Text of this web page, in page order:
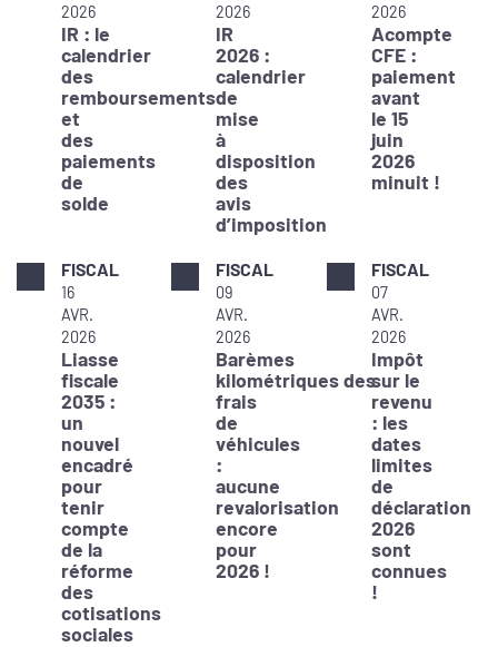
2026
IR : le
calendrier
des
remboursements
et
des
paiements
de
solde
2026
IR
2026 :
calendrier
de
mise
à
disposition
des
avis
d’imposition
2026
Acompte
CFE :
paiement
avant
le 15
juin
2026
minuit !
FISCAL
16
AVR.
2026
Liasse
fiscale
2035 :
un
nouvel
encadré
pour
tenir
compte
de la
réforme
des
cotisations
sociales
FISCAL
09
AVR.
2026
Barèmes
kilométriques des
frais
de
véhicules
:
aucune
revalorisation
encore
pour
2026 !
FISCAL
07
AVR.
2026
Impôt
sur le
revenu
: les
dates
limites
de
déclaration
2026
sont
connues
!